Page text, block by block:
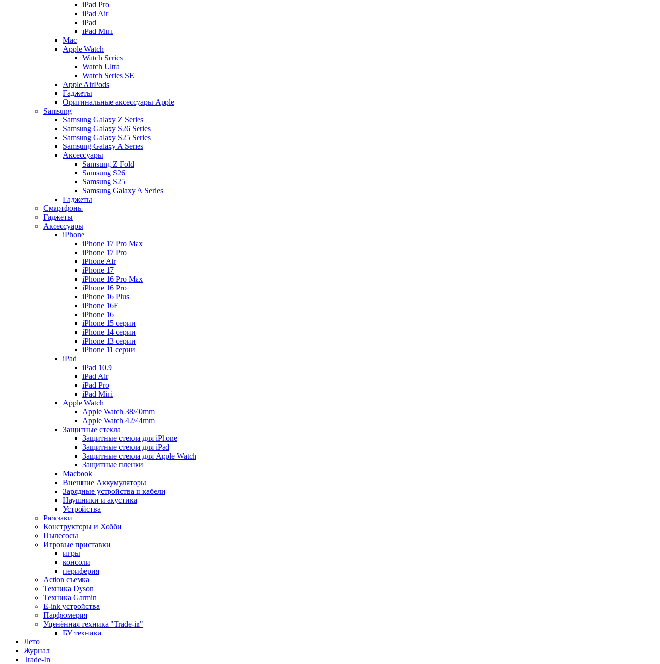
iPad Pro
iPad Air
iPad
iPad Mini
Mac
Apple Watch
Watch Series
Watch Ultra
Watch Series SE
Apple AirPods
Гаджеты
Оригинальные аксессуары Apple
Samsung
Samsung Galaxy Z Series
Samsung Galaxy S26 Series
Samsung Galaxy S25 Series
Samsung Galaxy A Series
Аксессуары
Samsung Z Fold
Samsung S26
Samsung S25
Samsung Galaxy A Series
Гаджеты
Смартфоны
Гаджеты
Аксессуары
iPhone
iPhone 17 Pro Max
iPhone 17 Pro
iPhone Air
iPhone 17
iPhone 16 Pro Max
iPhone 16 Pro
iPhone 16 Plus
iPhone 16E
iPhone 16
iPhone 15 серии
iPhone 14 серии
iPhone 13 серии
iPhone 11 серии
iPad
iPad 10.9
iPad Air
iPad Pro
iPad Mini
Apple Watch
Apple Watch 38/40mm
Apple Watch 42/44mm
Защитные стекла
Защитные стекла для iPhone
Защитные стекла для iPad
Защитные стекла для Apple Watch
Защитные пленки
Macbook
Внешние Аккумуляторы
Зарядные устройства и кабели
Наушники и акустика
Устройства
Рюкзаки
Конструкторы и Хобби
Пылесосы
Игровые приставки
игры
консоли
периферия
Action съемка
Техника Dyson
Техника Garmin
E-ink устройства
Парфюмерия
Уценённая техника "Trade-in"
БУ техника
Лето
Журнал
Trade-In